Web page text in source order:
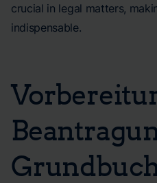
crucial in legal matters,
indispensable.